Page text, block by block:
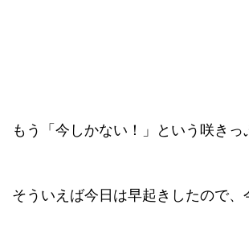
もう「今しかない！」という咲きっ
そういえば今日は早起きしたので、